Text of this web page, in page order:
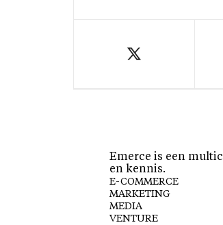
Emerce is een
en kennis.
E-COMMERCE
MARKETING
MEDIA
VENTURE